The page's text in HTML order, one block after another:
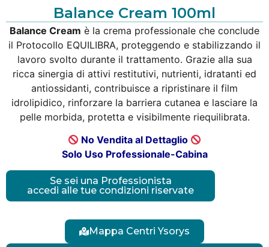
Balance Cream 100ml
Balance Cream è la crema professionale che conclude
il Protocollo EQUILIBRA, proteggendo e stabilizzando il
lavoro svolto durante il trattamento. Grazie alla sua
ricca sinergia di attivi restitutivi, nutrienti, idratanti ed
antiossidanti, contribuisce a ripristinare il film
idrolipidico, rinforzare la barriera cutanea e lasciare la
pelle morbida, protetta e visibilmente riequilibrata.
No Vendita al Dettaglio
Solo Uso Professionale-Cabina
Se sei una Professionista
accedi alle tue condizioni riservate
Mappa Centri Ysorys